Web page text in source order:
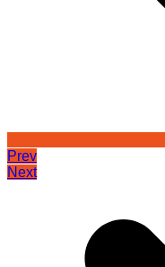
Prev
Next